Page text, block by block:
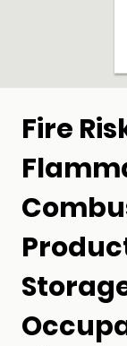
Fire